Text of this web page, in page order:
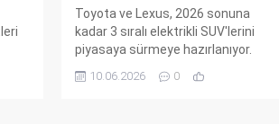
Toyota ve Lexus, 2026 sonuna
kadar 3 sıralı elektrikli SUV'lerini
piyasaya sürmeye hazırlanıyor.
beygir güç sunarken, Toyota
10.06.2026 0